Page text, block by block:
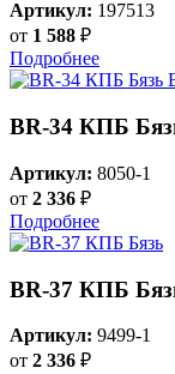
Артикул: 197513
от 1 588 ₽
Подробнее
BR-34 КПБ
Артикул: 8050-1
от 2 336 ₽
Подробнее
BR-37 КПБ
Артикул: 9499-1
от 2 336 ₽